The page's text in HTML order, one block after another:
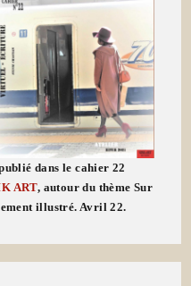
dans le cahier 22
ART, autour du thème Sur
illustré. Avril 22.